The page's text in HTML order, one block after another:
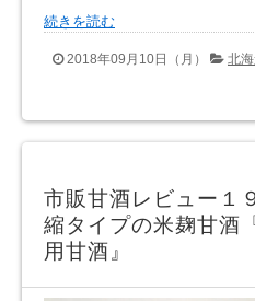
続きを読む
2018年09月10日（月） 北
市販甘酒レビュー１
縮タイプの米麹甘酒
用甘酒』